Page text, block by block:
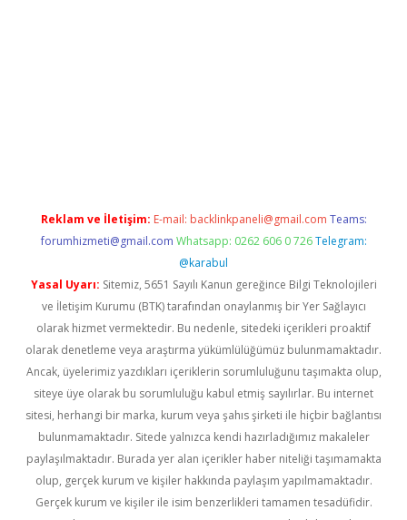
Reklam ve İletişim: E-mail: backlinkpaneli@gmail.com Teams:
forumhizmeti@gmail.com Whatsapp: 0262 606 0 726 Telegram:
@karabul
Yasal Uyarı: Sitemiz, 5651 Sayılı Kanun gereğince Bilgi Teknolojileri
ve İletişim Kurumu (BTK) tarafından onaylanmış bir Yer Sağlayıcı
olarak hizmet vermektedir. Bu nedenle, sitedeki içerikleri proaktif
olarak denetleme veya araştırma yükümlülüğümüz bulunmamaktadır.
Ancak, üyelerimiz yazdıkları içeriklerin sorumluluğunu taşımakta olup,
siteye üye olarak bu sorumluluğu kabul etmiş sayılırlar. Bu internet
sitesi, herhangi bir marka, kurum veya şahıs şirketi ile hiçbir bağlantısı
bulunmamaktadır. Sitede yalnızca kendi hazırladığımız makaleler
paylaşılmaktadır. Burada yer alan içerikler haber niteliği taşımamakta
olup, gerçek kurum ve kişiler hakkında paylaşım yapılmamaktadır.
Gerçek kurum ve kişiler ile isim benzerlikleri tamamen tesadüfidir.